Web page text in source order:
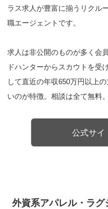
ラス求人が豊富に揃うリクル
職エージェントです。
求人は非公開のものが多く会
ドハンターからスカウトを受
して直近の年収650万円以上
いのが特徴。相談は全て無料。
公式サイ
外資系アパレル・ラ